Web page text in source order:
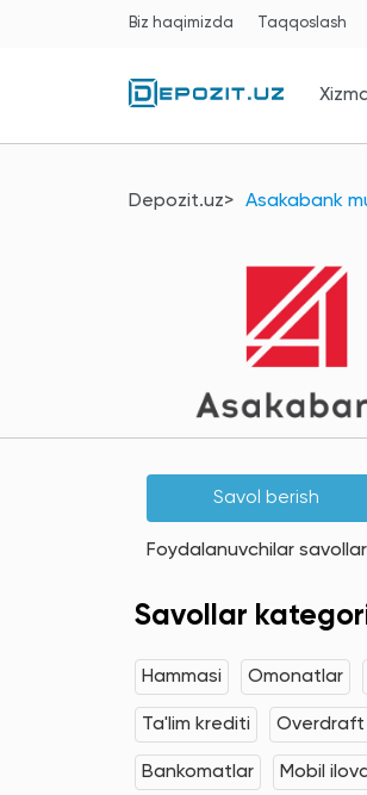
Biz haqimizda Taqqoslash
Depozit.uz Asakabank
Savol berish
Foydalanuvchilar
Savollar
Hammasi Omonatlar
Ta'lim krediti Overdraft
Bankomatlar Mobil